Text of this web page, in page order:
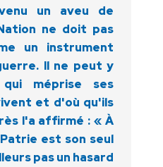
un aveu de
ne doit pas
un instrument
Il ne peut y
méprise ses
et d'où qu'ils
l'a affirmé : « À
Patrie est son seul
pas un hasard